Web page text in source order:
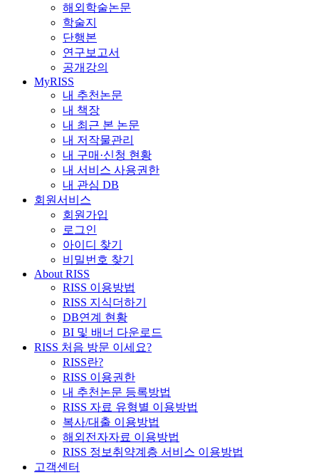
해외학술논문
학술지
단행본
연구보고서
공개강의
MyRISS
내 추천논문
내 책장
내 최근 본 논문
내 저작물관리
내 구매·신청 현황
내 서비스 사용권한
내 관심 DB
회원서비스
회원가입
로그인
아이디 찾기
비밀번호 찾기
About RISS
RISS 이용방법
RISS 지식더하기
DB연계 현황
BI 및 배너 다운로드
RISS 처음 방문 이세요?
RISS란?
RISS 이용권한
내 추천논문 등록방법
RISS 자료 유형별 이용방법
복사/대출 이용방법
해외전자자료 이용방법
RISS 정보취약계층 서비스 이용방법
고객센터